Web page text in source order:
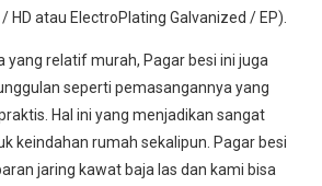
HD atau ElectroPlating Galvanized / EP).
yang relatif murah, Pagar besi ini juga
seperti pemasangannya yang
Hal ini yang menjadikan sangat
keindahan rumah sekalipun. Pagar besi
jaring kawat baja las dan kami bisa